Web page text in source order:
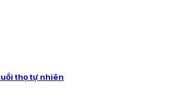
thọ tự nhiên